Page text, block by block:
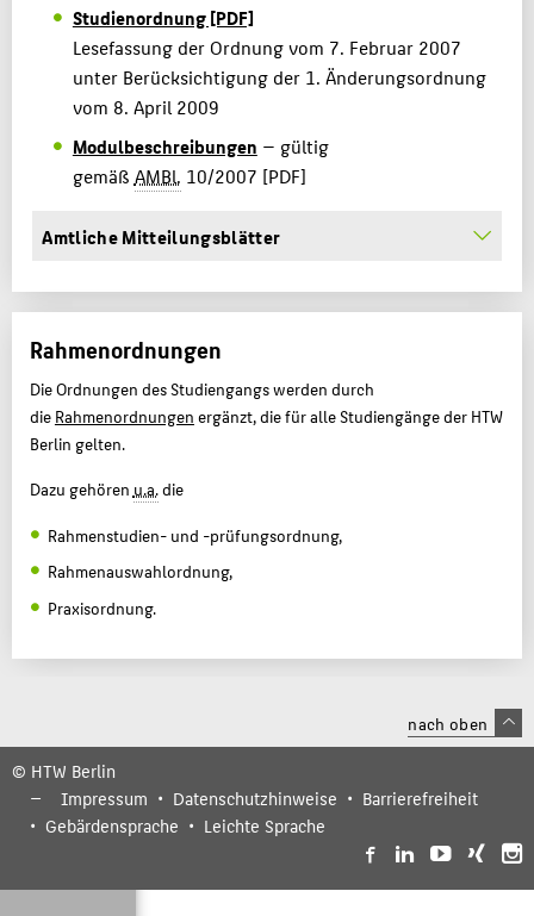
Studienordnung [PDF]
Lesefassung der Ordnung vom 7. Februar 2007
unter Berücksichtigung der 1. Änderungsordnung
vom 8. April 2009
Modulbeschreibungen — gültig
gemäßAMBl. 10/2007 [PDF]
Amtliche Mitteilungsblätter
Rahmenordnungen
Die Ordnungen des Studiengangs werden durch
dieRahmenordnungenergänzt, die für alle Studiengänge der HTW
Berlin gelten.
Dazu gehören u.a.die
Rahmenstudien- und -prüfungsordnung,
Rahmenauswahlordnung,
Praxisordnung.
nach oben
© HTW Berlin
Impressum
Datenschutzhinweise
Barrierefreiheit
Gebärdensprache
Leichte Sprache